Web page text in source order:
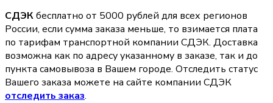
СДЭКбесплатно от 5000 рублей для всех регионов
России, если сумма заказа меньше, то взимается плата
по тарифам транспортной компании СДЭК. Доставка
возможна как по адресу указанному в заказе, так и до
пункта самовывоза в Вашем городе. Отследить статус
Вашего заказа можете на сайте компании СДЭК
отследить заказ.